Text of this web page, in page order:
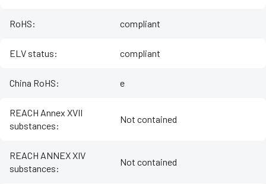
RoHS: compliant
ELV status: compliant
China RoHS: e
REACH Annex XVII
substances:
Not contained
REACH ANNEX XIV
substances:
Not contained